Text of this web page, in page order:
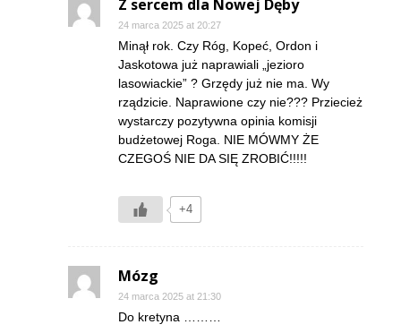
Z sercem dla Nowej Dęby
24 marca 2025 at 20:27
Minął rok. Czy Róg, Kopeć, Ordon i
Jaskotowa już naprawiali „jezioro
lasowiackie” ? Grzędy już nie ma. Wy
rządzicie. Naprawione czy nie??? Prziecież
wystarczy pozytywna opinia komisji
budżetowej Roga. NIE MÓWMY ŻE
CZEGOŚ NIE DA SIĘ ZROBIĆ!!!!!
+4
Mózg
24 marca 2025 at 21:30
Do kretyna ………